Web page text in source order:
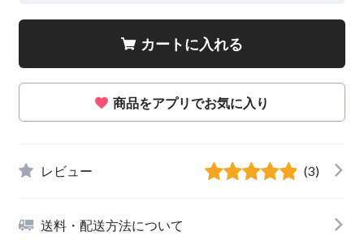
カートに入れる
商品をアプリでお気に入り
レビュー (3)
送料・配送方法について